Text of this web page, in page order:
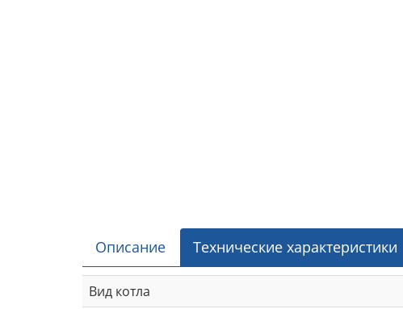
Описание Технические характеристики
Вид котла